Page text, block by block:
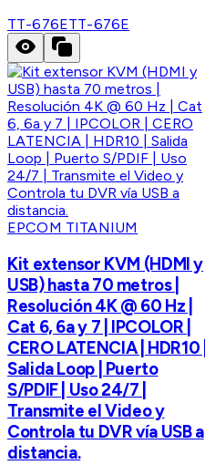
TT-676ETT-676E
EPCOM TITANIUM
Kit extensor KVM (HDMI y
USB) hasta 70 metros |
Resolución 4K @ 60 Hz |
Cat 6, 6a y 7 | IPCOLOR |
CERO LATENCIA | HDR10 |
Salida Loop | Puerto
S/PDIF | Uso 24/7 |
Transmite el Video y
Controla tu DVR vía USB a
distancia.